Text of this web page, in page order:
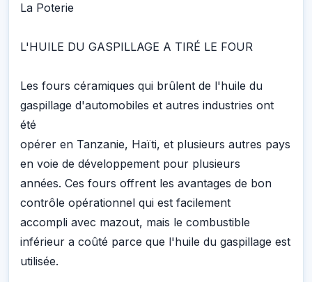
La Poterie
L'HUILE DU GASPILLAGE A TIRÉ LE FOUR
Les fours céramiques qui brûlent de l'huile du
gaspillage d'automobiles et autres industries ont
été
opérer en Tanzanie, Haïti, et plusieurs autres pays
en voie de développement pour plusieurs
années. Ces fours offrent les avantages de bon
contrôle opérationnel qui est facilement
accompli avec mazout, mais le combustible
inférieur a coûté parce que l'huile du gaspillage est
utilisée.